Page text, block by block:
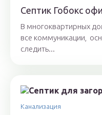
Септик Гобокс
В многоквартирных
все коммуникации,
следить...
Канализация